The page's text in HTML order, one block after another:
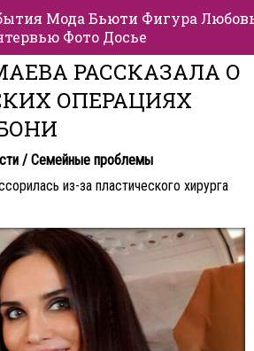
Мода Бьюти Фигура
Фото Досье
РАССКАЗАЛА О
ОПЕРАЦИЯХ
/ Семейные проблемы
из-за пластического хирурга